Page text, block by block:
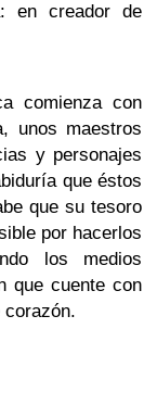
en creador de
comienza con
unos maestros
y personajes
que éstos
que su tesoro
por hacerlos
los medios
que cuente con
corazón.